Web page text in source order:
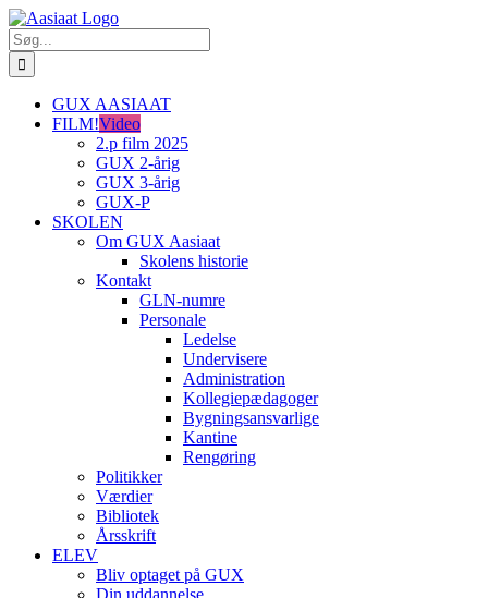
Skip
to
content
Søg
efter:
GUX AASIAAT
FILM!Video
2.p film 2025
GUX 2-årig
GUX 3-årig
GUX-P
SKOLEN
Om GUX Aasiaat
Skolens historie
Kontakt
GLN-numre
Personale
Ledelse
Undervisere
Administration
Kollegiepædagoger
Bygningsansvarlige
Kantine
Rengøring
Politikker
Værdier
Bibliotek
Årsskrift
ELEV
Bliv optaget på GUX
Din uddannelse